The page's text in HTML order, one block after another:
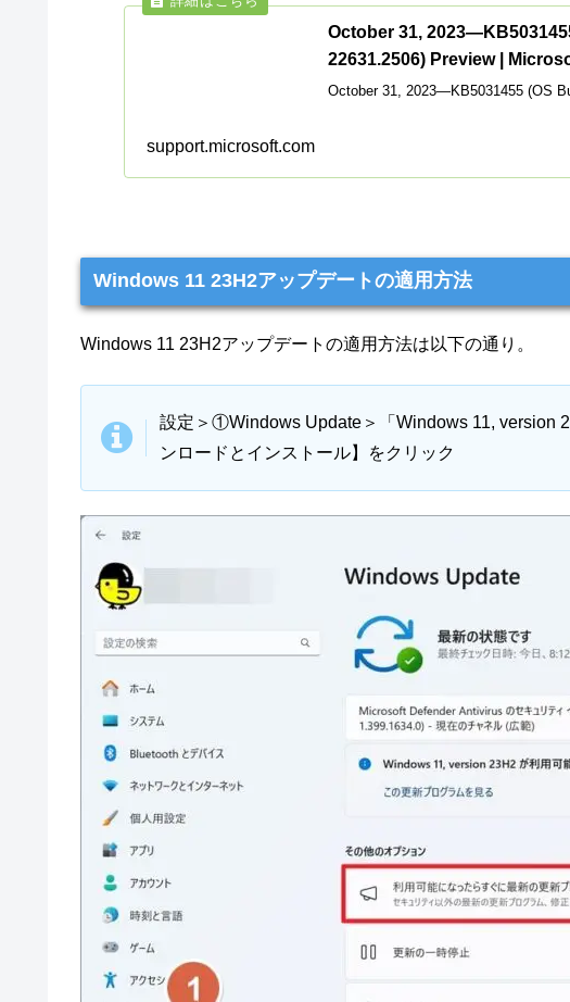
October 31,
22631.2506) Preview |
October 31, 2023—KB5031455 (OS
support.microsoft.com
Windows 11 23H2アップデートの適用方法
Windows 11 23H2アップデートの適用方法は以下の通り。
設定＞①Windows Update＞「Windows 11, version
ンロードとインストール】をクリック